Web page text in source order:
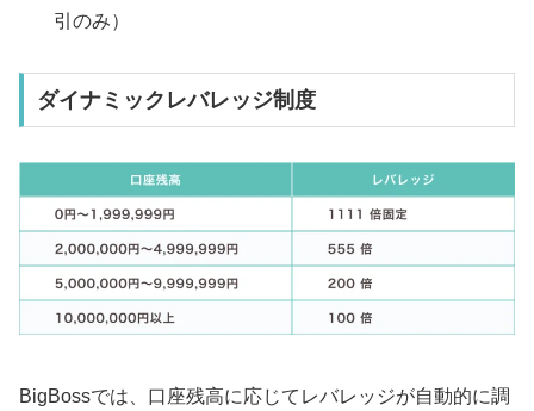
引のみ）
ダイナミックレバレッジ制度
BigBossでは、口座残高に応じてレバレッジが自動的に調